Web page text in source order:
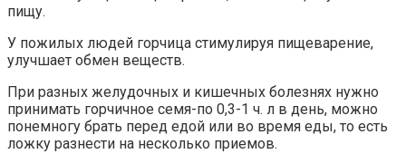
пищу.
У пожилых людей горчица стимулируя пищеварение,
улучшает обмен веществ.
При разных желудочных и кишечных болезнях нужно
принимать горчичное семя-по 0,3-1 ч. л в день, можно
понемногу брать перед едой или во время еды, то есть
ложку разнести на несколько приемов.